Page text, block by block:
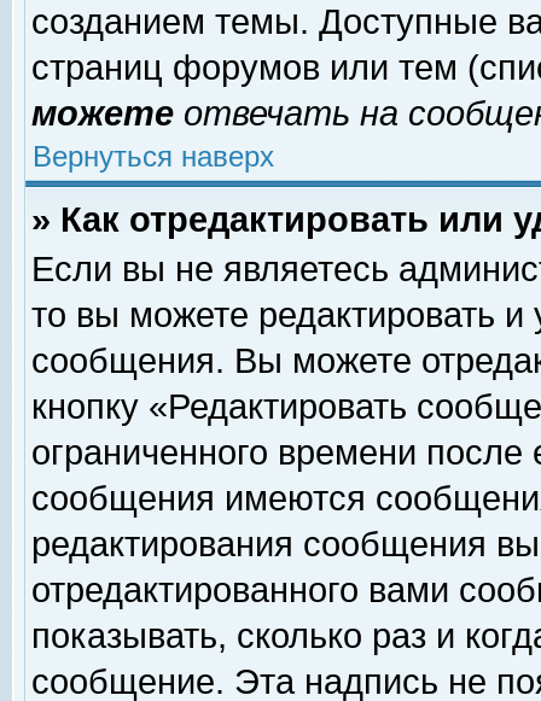
созданием темы. Доступные
страниц форумов или тем
можете отвечать на
Вернуться наверх
» Как отредактировать или
Если вы не являетесь
то вы можете редактировать и
сообщения. Вы можете
кнопку «Редактировать
ограниченного времени
сообщения имеются
редактирования сообщения
отредактированного вами
показывать, сколько раз и
сообщение. Эта надпись не